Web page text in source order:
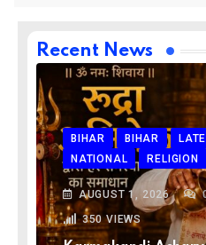
Recent News
BIHAR BIHAR
NATIONAL
RELIGION
AUGUST 1, 2026
350VIEWS